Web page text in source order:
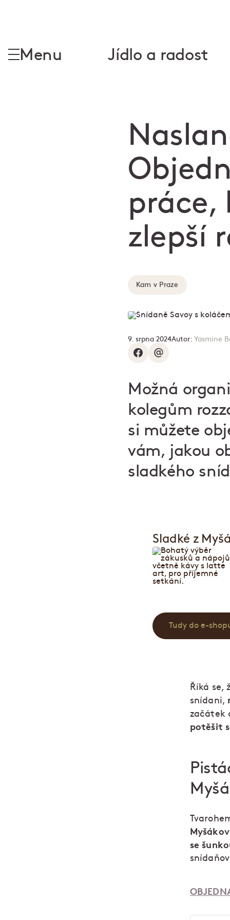
Menu Jídlo a radost
práce,
zlepší
Kam v Praze
9. srpna 2024Autor: Yasmine
Možná
kolegům
si můžete
vám, jakou
sladkého
Sladké z
Tudy do e-
Říká se,
snídani,
začátek
potěšit
se